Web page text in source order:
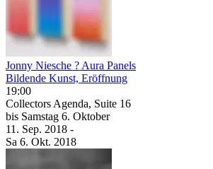
Jonny Niesche ? Aura Panels
Bildende Kunst, Eröffnung
19:00
Collectors Agenda, Suite 16
bis Samstag 6. Oktober
11. Sep. 2018 -
Sa 6. Okt. 2018